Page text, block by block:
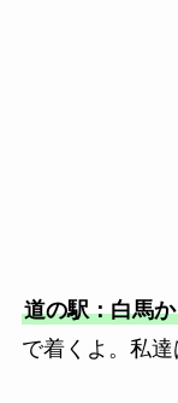
道の駅：白馬
で着くよ。私達